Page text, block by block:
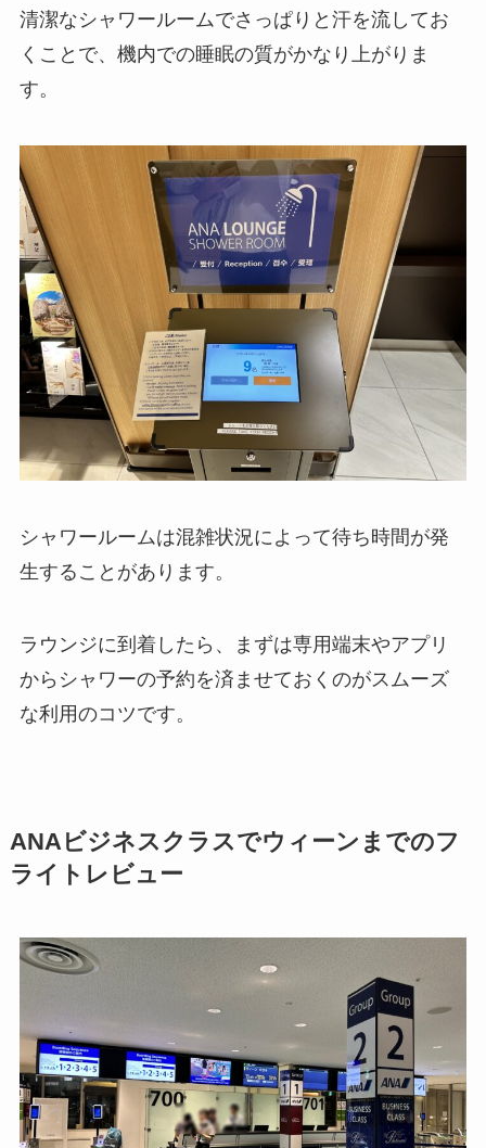
清潔なシャワールームでさっぱりと汗を流してお
くことで、機内での睡眠の質がかなり上がりま
す。
シャワールームは混雑状況によって待ち時間が発
生することがあります。
ラウンジに到着したら、まずは専用端末やアプリ
からシャワーの予約を済ませておくのがスムーズ
な利用のコツです。
ANAビジネスクラスでウィーンまでのフ
ライトレビュー